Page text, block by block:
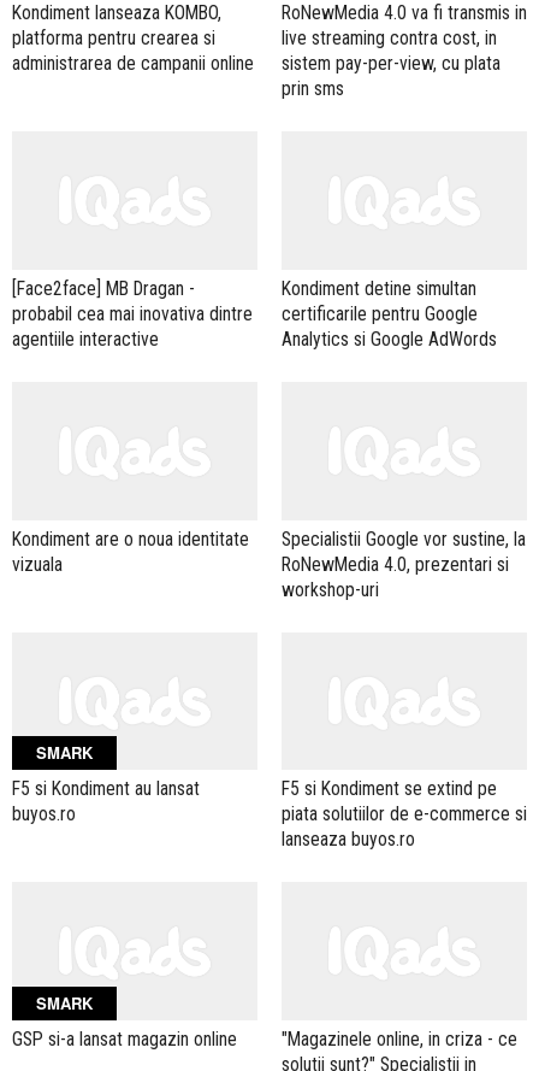
Kondiment lanseaza KOMBO,
platforma pentru crearea si
administrarea de campanii online
RoNewMedia 4.0 va fi transmis in
live streaming contra cost, in
sistem pay-per-view, cu plata
prin sms
[Face2face] MB Dragan -
probabil cea mai inovativa dintre
agentiile interactive
Kondiment detine simultan
certificarile pentru Google
Analytics si Google AdWords
Kondiment are o noua identitate
vizuala
Specialistii Google vor sustine, la
RoNewMedia 4.0, prezentari si
workshop-uri
SMARK
F5 si Kondiment au lansat
buyos.ro
F5 si Kondiment se extind pe
piata solutiilor de e-commerce si
lanseaza buyos.ro
SMARK
GSP si-a lansat magazin online
"Magazinele online, in criza - ce
solutii sunt?" Specialistii in